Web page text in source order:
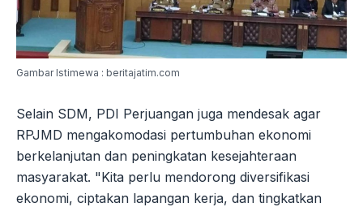
Gambar Istimewa : beritajatim.com
Selain SDM, PDI Perjuangan juga mendesak agar
RPJMD mengakomodasi pertumbuhan ekonomi
berkelanjutan dan peningkatan kesejahteraan
masyarakat. "Kita perlu mendorong diversifikasi
ekonomi, ciptakan lapangan kerja, dan tingkatkan